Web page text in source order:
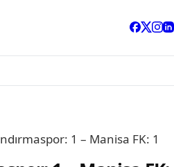
1 – Manisa FK: 1